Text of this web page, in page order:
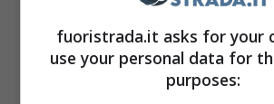
all’equilibrio generale della SF-
riportato da “Motorsport.com
introduzione ha contribuito a
fuoristrada.it asks for your
use your personal data for
purposes: